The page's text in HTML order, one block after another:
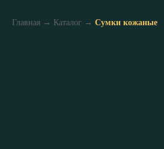
Главная → Каталог → Сумки кожаные